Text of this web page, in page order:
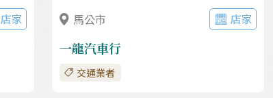
店家 馬公市 店家
一龍汽車行
交通業者